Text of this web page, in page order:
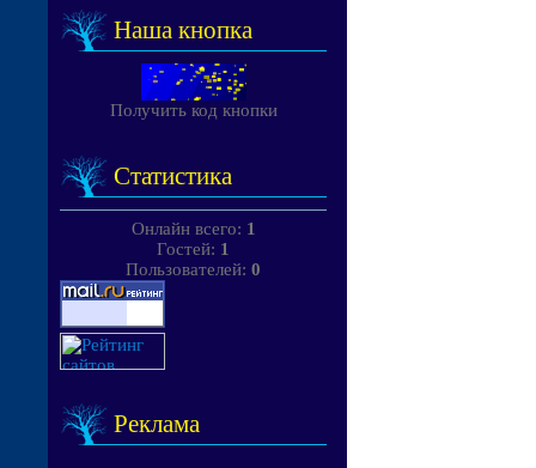
Наша кнопка
Получить код кнопки
Статистика
Онлайн всего: 1
Гостей: 1
Пользователей: 0
Реклама